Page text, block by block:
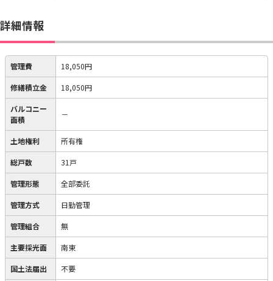
詳細情報
管理費 18,050円
修繕積立金 18,050円
バルコニー
面積
－
土地権利 所有権
総戸数 31戸
管理形態 全部委託
管理方式 日勤管理
管理組合 無
主要採光面 南東
国土法届出 不要